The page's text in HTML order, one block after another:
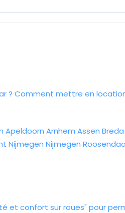
? Comment mettre en
Apeldoorn Arnhem Assen Breda
Nijmegen Nijmegen
et confort sur roues" pour